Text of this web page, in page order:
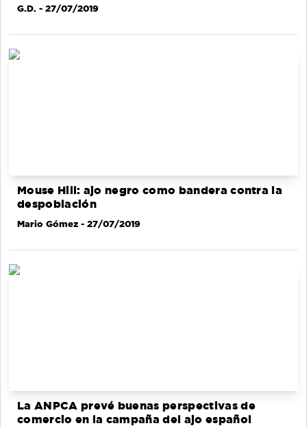
G.D. - 27/07/2019
Mouse Hill: ajo negro como bandera contra la
despoblación
Mario Gómez - 27/07/2019
La ANPCA prevé buenas perspectivas de
comercio en la campaña del ajo español